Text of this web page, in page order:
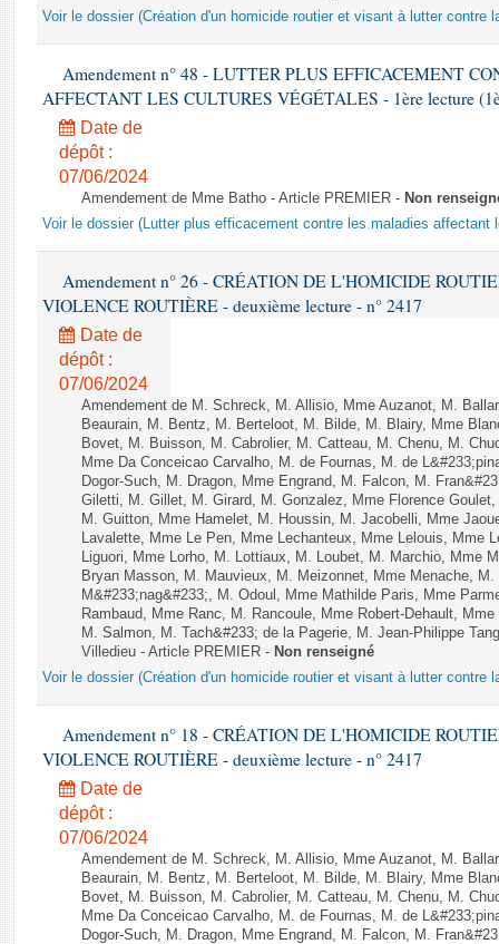
Voir le dossier (Création d'un homicide routier et visant à lutter contre
Amendement n° 48 - LUTTER PLUS EFFICACEMENT
AFFECTANT LES CULTURES VÉGÉTALES - 1ère lecture
Date de
dépôt :
07/06/2024
Amendement de Mme Batho - Article PREMIER - Non
Voir le dossier (Lutter plus efficacement contre les maladies affectant
Amendement n° 26 - CRÉATION DE L'HOMICIDE
VIOLENCE ROUTIÈRE - deuxième lecture - n° 2417
Date de
dépôt :
07/06/2024
Amendement de M. Schreck, M. Allisio, Mme Auzanot, M.
Beaurain, M. Bentz, M. Berteloot, M. Bilde, M. Blairy, Mme
Bovet, M. Buisson, M. Cabrolier, M. Catteau, M. Chenu, M.
Mme Da Conceicao Carvalho, M. de Fournas, M. de
Dogor-Such, M. Dragon, Mme Engrand, M. Falcon, M.
Giletti, M. Gillet, M. Girard, M. Gonzalez, Mme Florence
M. Guitton, Mme Hamelet, M. Houssin, M. Jacobelli, Mme
Lavalette, Mme Le Pen, Mme Lechanteux, Mme Lelouis, Mme
Liguori, Mme Lorho, M. Lottiaux, M. Loubet, M. Marchio, Mme
Bryan Masson, M. Mauvieux, M. Meizonnet, Mme Menache,
M&#233;nag&#233;, M. Odoul, Mme Mathilde Paris, Mme
Rambaud, Mme Ranc, M. Rancoule, Mme Robert-Dehault,
M. Salmon, M. Tach&#233; de la Pagerie, M. Jean-Philippe
Villedieu - Article PREMIER - Non renseigné
Voir le dossier (Création d'un homicide routier et visant à lutter contre
Amendement n° 18 - CRÉATION DE L'HOMICIDE
VIOLENCE ROUTIÈRE - deuxième lecture - n° 2417
Date de
dépôt :
07/06/2024
Amendement de M. Schreck, M. Allisio, Mme Auzanot, M.
Beaurain, M. Bentz, M. Berteloot, M. Bilde, M. Blairy, Mme
Bovet, M. Buisson, M. Cabrolier, M. Catteau, M. Chenu, M.
Mme Da Conceicao Carvalho, M. de Fournas, M. de
Dogor-Such, M. Dragon, Mme Engrand, M. Falcon, M.